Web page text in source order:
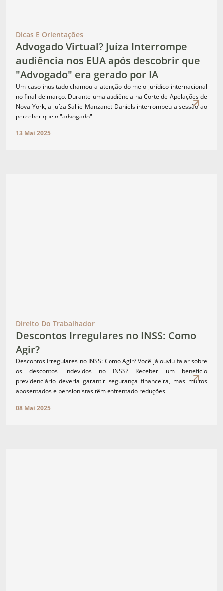
Dicas E Orientações
Advogado Virtual? Juíza Interrompe
audiência nos EUA após descobrir que
"Advogado" era gerado por IA
Um caso inusitado chamou a atenção do meio jurídico internacional
no final de março. Durante uma audiência na Corte de Apelações de
Nova York, a juíza Sallie Manzanet-Daniels interrompeu a sessão ao
perceber que o "advogado"
13 Mai 2025
Direito Do Trabalhador
Descontos Irregulares no INSS: Como
Agir?
Descontos Irregulares no INSS: Como Agir? Você já ouviu falar sobre
os descontos indevidos no INSS? Receber um benefício
previdenciário deveria garantir segurança financeira, mas muitos
aposentados e pensionistas têm enfrentado reduções
08 Mai 2025